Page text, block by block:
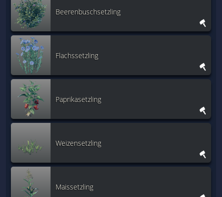
Beerenbuschsetzling
Flachssetzling
Paprikasetzling
Weizensetzling
Maissetzling